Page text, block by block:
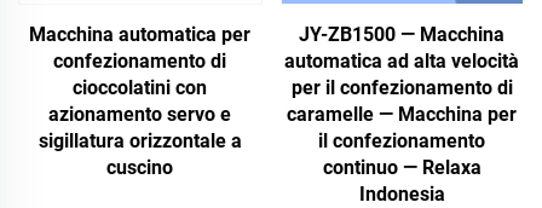
Macchina automatica per
confezionamento di
cioccolatini con
azionamento servo e
sigillatura orizzontale a
cuscino
JY-ZB1500 — Macchina
automatica ad alta velocità
per il confezionamento di
caramelle — Macchina per
il confezionamento
continuo — Relaxa
Indonesia